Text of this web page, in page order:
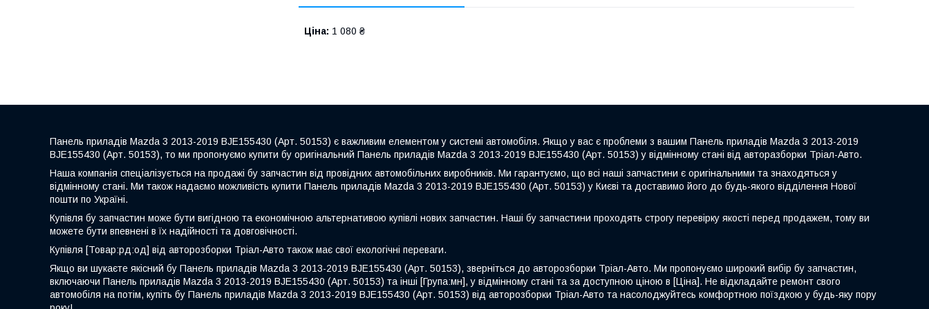
Ціна: 1 080 ₴
Панель приладів Mazda 3 2013-2019 BJE155430 (Арт. 50153) є важливим елементом у системі автомобіля. Якщо у вас є проблеми з вашим Панель приладів Mazda 3 2013-2019
BJE155430 (Арт. 50153), то ми пропонуємо купити бу оригінальний Панель приладів Mazda 3 2013-2019 BJE155430 (Арт. 50153) у відмінному стані від авторазборки Тріал-Авто.
Наша компанія спеціалізується на продажі бу запчастин від провідних автомобільних виробників. Ми гарантуємо, що всі наші запчастини є оригінальними та знаходяться у
відмінному стані. Ми також надаємо можливість купити Панель приладів Mazda 3 2013-2019 BJE155430 (Арт. 50153) у Києві та доставимо його до будь-якого відділення Нової
пошти по Україні.
Купівля бу запчастин може бути вигідною та економічною альтернативою купівлі нових запчастин. Наші бу запчастини проходять строгу перевірку якості перед продажем, тому ви
можете бути впевнені в їх надійності та довговічності.
Купівля [Товар:рд:од] від авторозборки Тріал-Авто також має свої екологічні переваги.
Якщо ви шукаєте якісний бу Панель приладів Mazda 3 2013-2019 BJE155430 (Арт. 50153), зверніться до авторозборки Тріал-Авто. Ми пропонуємо широкий вибір бу запчастин,
включаючи Панель приладів Mazda 3 2013-2019 BJE155430 (Арт. 50153) та інші [Група:мн], у відмінному стані та за доступною ціною в [Ціна]. Не відкладайте ремонт свого
автомобіля на потім, купіть бу Панель приладів Mazda 3 2013-2019 BJE155430 (Арт. 50153) від авторозборки Тріал-Авто та насолоджуйтесь комфортною поїздкою у будь-яку пору